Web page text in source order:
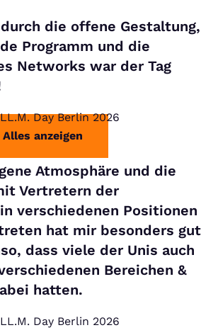
Alles anzeigen
die offene Gestaltung,
Programm und die
Networks war der Tag
Day Berlin 2026
Atmosphäre und die
Vertretern der
verschiedenen Positionen
hat mir besonders gut
dass viele der Unis auch
Bereichen &
hatten.
Day Berlin 2026